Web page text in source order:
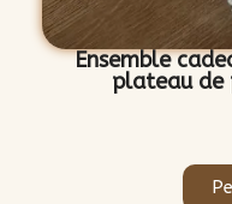
Ensemble
plateau de